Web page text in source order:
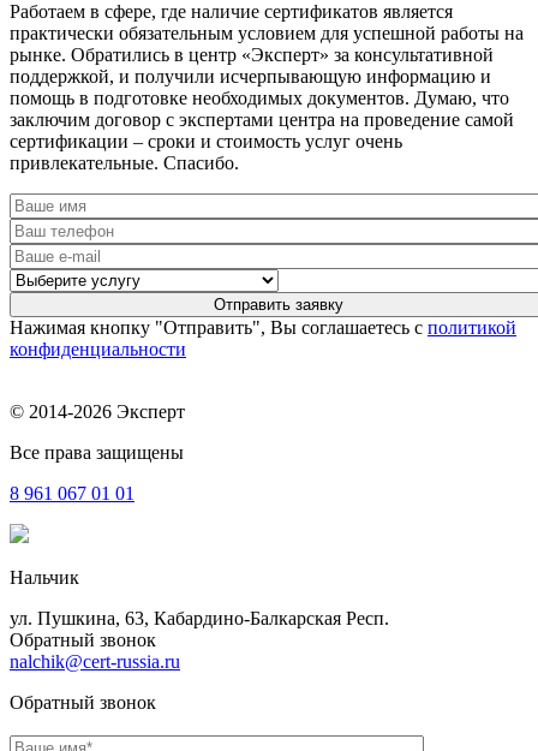
Работаем в сфере, где наличие сертификатов является
практически обязательным условием для успешной работы на
рынке. Обратились в центр «Эксперт» за консультативной
поддержкой, и получили исчерпывающую информацию и
помощь в подготовке необходимых документов. Думаю, что
заключим договор с экспертами центра на проведение самой
сертификации – сроки и стоимость услуг очень
привлекательные. Спасибо.
Нажимая кнопку "Отправить", Вы соглашаетесь с политикой
конфиденциальности
© 2014-2026 Эксперт
Все права защищены
8 961 067 01 01
Нальчик
ул. Пушкина, 63, Кабардино-Балкарская Респ.
Обратный звонок
nalchik@cert-russia.ru
Обратный звонок